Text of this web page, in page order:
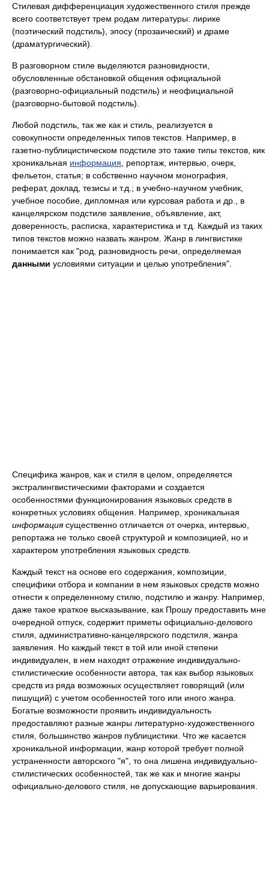
Стилевая дифференциация художественного стиля прежде
всего соответствует трем родам литературы: лирике
(поэтический подстиль), эпосу (прозаический) и драме
(драматургический).
В разговорном стиле выделяются разновидности,
обусловленные обстановкой общения официальной
(разговорно-официальный подстиль) и неофициальной
(разговорно-бытовой подстиль).
Любой подстиль, так же как и стиль, реализуется в
совокупности определенных типов текстов. Например, в
газетно-публицистическом подстиле это такие типы текстов, кик
хроникальная информация , репортаж, интервью, очерк,
фельетон, статья; в собственно научном монография,
реферат, доклад, тезисы и т.д.; в учебно-научном учебник,
учебное пособие, дипломная или курсовая работа и др., в
канцелярском подстиле заявление, объявление, акт,
доверенность, расписка, характеристика и т.д. Каждый из таких
типов текстов можно назвать жанром. Жанр в лингвистике
понимается как "род, разновидность речи, определяемая
данными условиями ситуации и целью употребления".
Специфика жанров, как и стиля в целом, определяется
экстралингвистическими факторами и создается
особенностями функционирования языковых средств в
конкретных условиях общения. Например, хроникальная
информациясущественно отличается от очерка, интервью,
репортажа не только своей структурой и композицией, но и
характером употребления языковых средств.
Каждый текст на основе его содержания, композиции,
специфики отбора и компании в нем языковых средств можно
отнести к определенному стилю, подстилю и жанру. Например,
даже такое краткое высказывание, как Прошу предоставить мне
очередной отпуск, содержит приметы официально-делового
стиля, административно-канцелярского подстиля, жанра
заявления. Но каждый текст в той или иной степени
индивидуален, в нем находят отражение индивидуально-
стилистические особенности автора, так как выбор языковых
средств из ряда возможных осуществляет говорящий (или
пишущий) с учетом особенностей того или иного жанра.
Богатые возможности проявить индивидуальность
предоставляют разные жанры литературно-художественного
стиля, большинство жанров публицистики. Что же касается
хроникальной информации, жанр которой требует полной
устраненности авторского "я", то она лишена индивидуально-
стилистических особенностей, так же как и многие жанры
официально-делового стиля, не допускающие варьирования.